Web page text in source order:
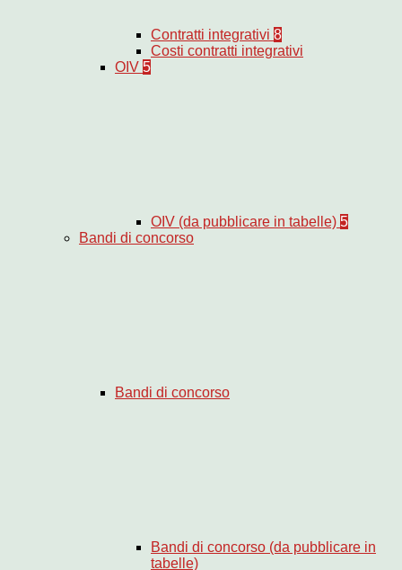
Contratti integrativi 8
Costi contratti integrativi
OIV 5
OIV (da pubblicare in tabelle) 5
Bandi di concorso
Bandi di concorso
Bandi di concorso (da pubblicare in
tabelle)